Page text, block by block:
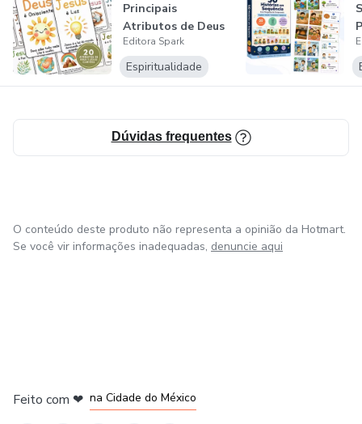
Principais
Atributos de Deus
e Jesus
Editora Spark
Espiritualidade
Dúvidas frequentes
O conteúdo deste produto não representa a opinião da Hotmart.
Se você vir informações inadequadas, denuncie aqui
Feito com ❤ na Cidade do México